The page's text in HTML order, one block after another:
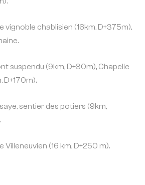
vignoble chablisien (16km, D+375m),
suspendu (9km, D+30m), Chapelle
D+170m).
sentier des potiers (9km,
Villeneuvien (16 km, D+250 m).